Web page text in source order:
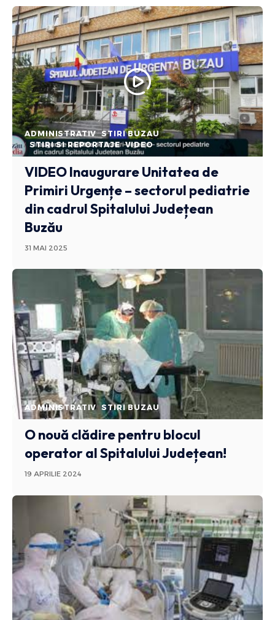
ADMINISTRATIV STIRI BUZAU
STIRI SI REPORTAJE VIDEO
VIDEO Inaugurare Unitatea de
Primiri Urgențe – sectorul pediatrie
din cadrul Spitalului Județean
Buzău
31 MAI 2025
ADMINISTRATIV STIRI BUZAU
O nouă clădire pentru blocul
operator al Spitalului Județean!
19 APRILIE 2024